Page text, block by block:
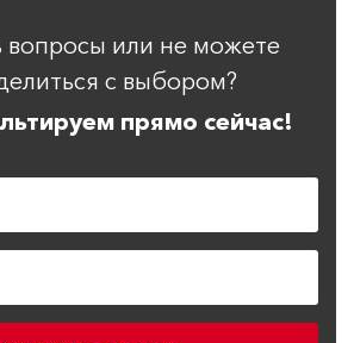
вопросы или не можете
с выбором?
прямо сейчас!